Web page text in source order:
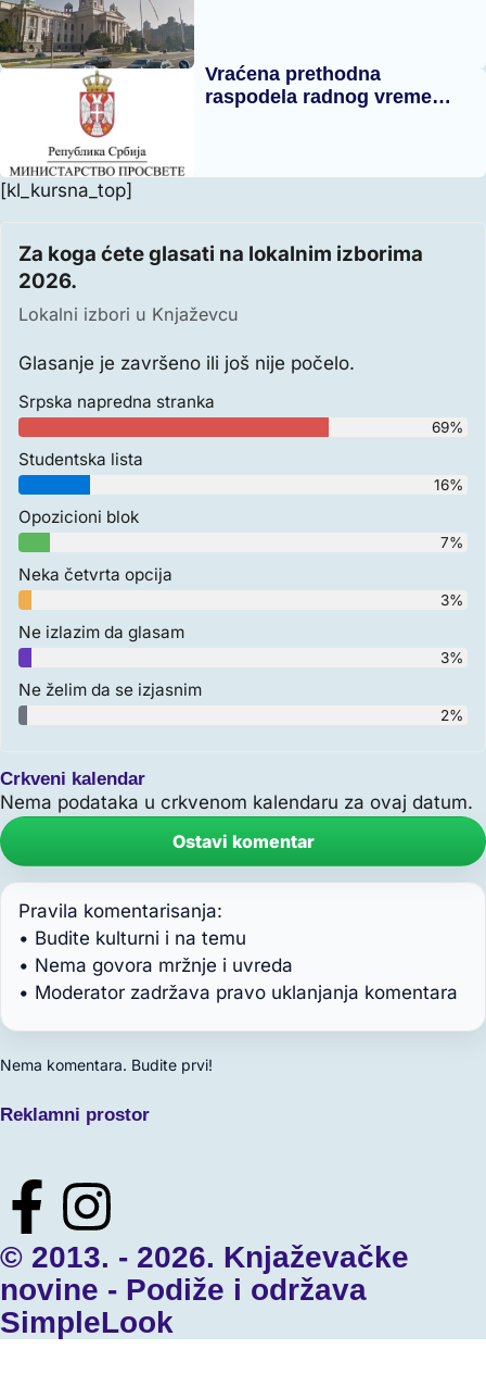
Vraćena prethodna
raspodela radnog vreme…
[kl_kursna_top]
Za koga ćete glasati na lokalnim izborima
2026.
Lokalni izbori u Knjaževcu
Glasanje je završeno ili još nije počelo.
Srpska napredna stranka
69%
Studentska lista
16%
Opozicioni blok
7%
Neka četvrta opcija
3%
Ne izlazim da glasam
3%
Ne želim da se izjasnim
2%
Crkveni kalendar
Nema podataka u crkvenom kalendaru za ovaj datum.
Ostavi komentar
Pravila komentarisanja:
• Budite kulturni i na temu
• Nema govora mržnje i uvreda
• Moderator zadržava pravo uklanjanja komentara
Nema komentara. Budite prvi!
Reklamni prostor
© 2013. - 2026. Knjaževačke
novine - Podiže i održava
SimpleLook